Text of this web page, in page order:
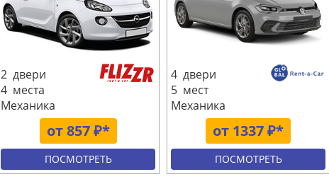
от 857 ₽*
2 двери
4 места
Механика
ПОСМОТРЕТЬ
от 1337 ₽*
4 двери
5 мест
Механика
ПОСМОТРЕТЬ